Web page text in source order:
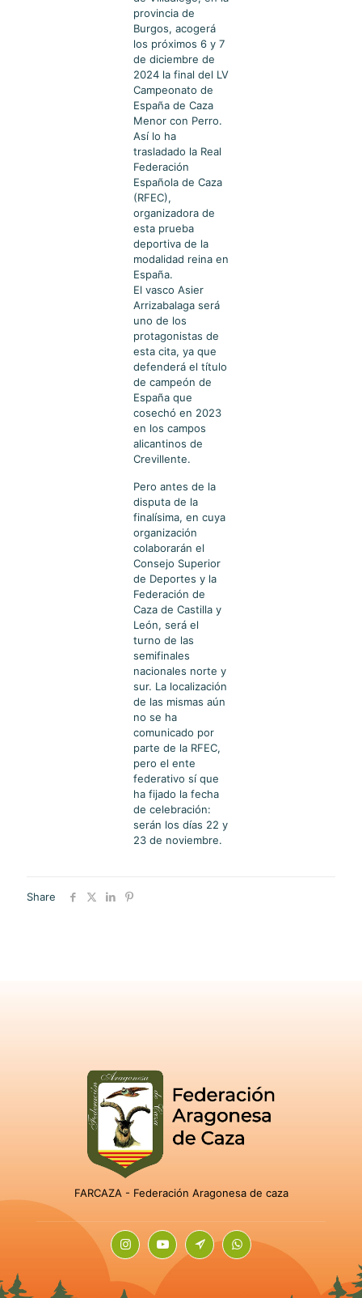
provincia de
Burgos, acogerá
los próximos 6 y 7
de diciembre de
2024 la final del LV
Campeonato de
España de Caza
Menor con Perro.
Así lo ha
trasladado la Real
Federación
Española de Caza
(RFEC),
organizadora de
esta prueba
deportiva de la
modalidad reina en
España.
El vasco Asier
Arrizabalaga será
uno de los
protagonistas de
esta cita, ya que
defenderá el título
de campeón de
España que
cosechó en 2023
en los campos
alicantinos de
Crevillente.
Pero antes de la
disputa de la
finalísima, en cuya
organización
colaborarán el
Consejo Superior
de Deportes y la
Federación de
Caza de Castilla y
León, será el
turno de las
semifinales
nacionales norte y
sur. La localización
de las mismas aún
no se ha
comunicado por
parte de la RFEC,
pero el ente
federativo sí que
ha fijado la fecha
de celebración:
serán los días 22 y
23 de noviembre.
Share
FARCAZA - Federación Aragonesa de caza